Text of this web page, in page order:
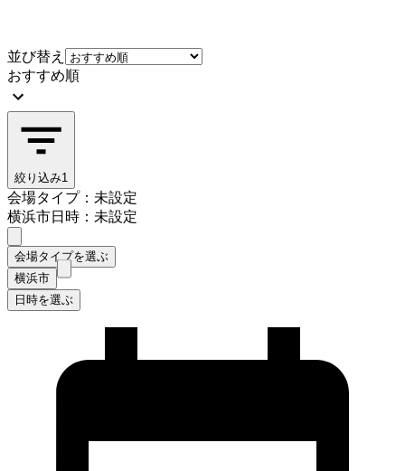
並び替え
おすすめ順
絞り込み1
会場タイプ：未設定
横浜市日時：未設定
会場タイプを選ぶ
横浜市
日時を選ぶ